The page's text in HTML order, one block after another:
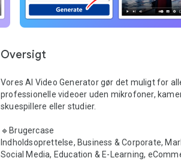
Oversigt
Vores AI Video Generator gør det muligt for
professionelle videoer uden mikrofoner,
skuespillere eller studier.
🔹Brugercase
Indholdsoprettelse, Business & Corporate,
Social Media, Education & E-Learning,